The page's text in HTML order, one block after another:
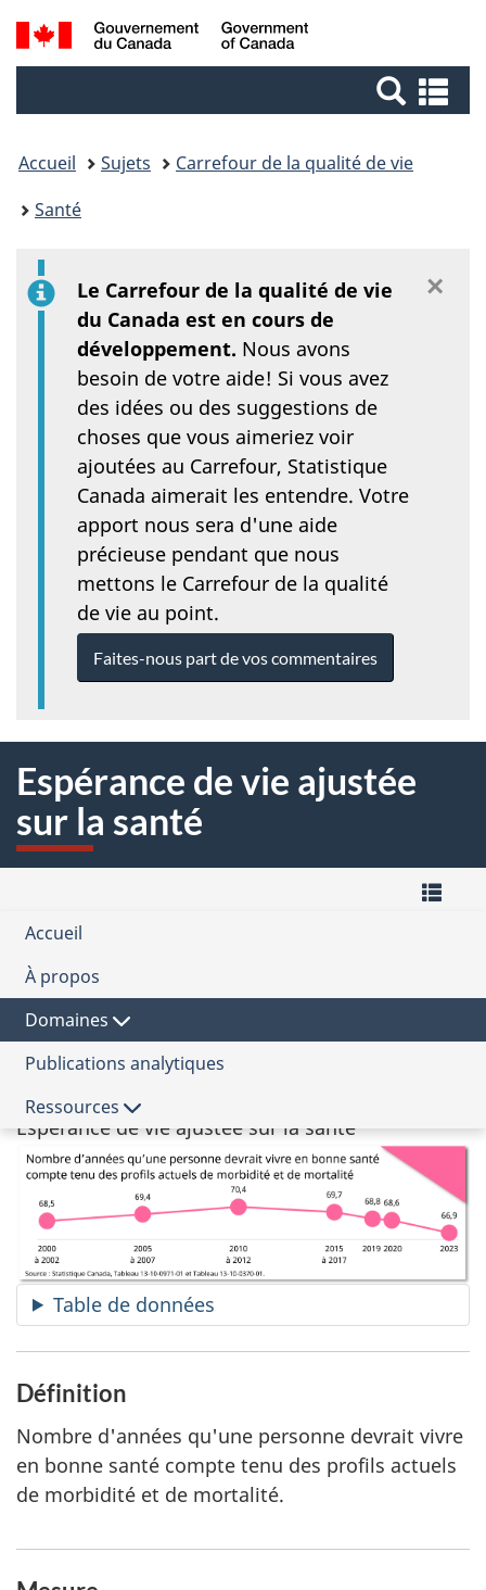
Passer
au
Passer
à
simplifiée
/
of
Recherche
et
Accueil Sujets
Carrefour de la qualité de vie
Santé
Le Carrefour de la qualité de vie
du Canada est en cours de
développement. Nous avons
besoin de votre aide! Si vous avez
des idées ou des suggestions de
choses que vous aimeriez voir
ajoutées au Carrefour, Statistique
Canada aimerait les entendre. Votre
apport nous sera d'une aide
précieuse pendant que nous
mettons le Carrefour de la qualité
de vie au point.
Faites-nous part de vos commentaires
×
Espérance de vie ajustée
sur la santé
Accueil
de
qualité
de
À propos
Cadre
de
de
vie
le
Canada
Domaines
Publications analytiques
Ressources
Domaine
Santé
Sous-domaine
Personnes en santé
Indicateur
Espérance de vie ajustée sur la santé
Table de données
Définition
Nombre d'années qu'une personne devrait vivre
en bonne santé compte tenu des profils actuels
de morbidité et de mortalité.